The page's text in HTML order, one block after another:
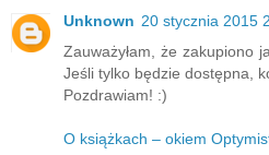
Unknown 20 stycznia 2015
Zauważyłam, że zakupiono
Jeśli tylko będzie dostępna,
Pozdrawiam! :)
O książkach – okiem